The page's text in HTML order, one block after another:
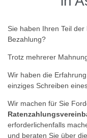
Sie haben Ihren Teil
Bezahlung?
Trotz mehrerer
Wir haben die
einziges Schreiben
Wir machen für Sie
erforderlichenfalls
und beraten Sie über